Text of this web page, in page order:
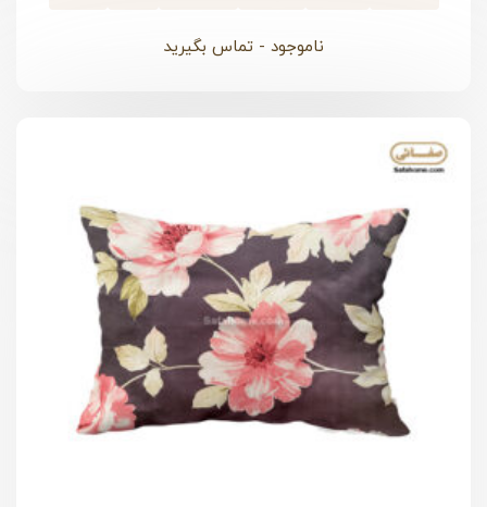
ناموجود - تماس بگیرید